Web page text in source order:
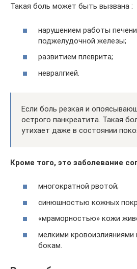
Такая боль может быть вызвана :
нарушением работы
поджелудочной железы;
развитием плеврита;
невралгией.
Если боль резкая и
острого панкреатита. Такая
утихает даже в состоянии
Кроме того, это заболевание
многократной рвотой;
синюшностью кожных
«мраморностью» кожи
мелкими кровоизлияниями
бокам.